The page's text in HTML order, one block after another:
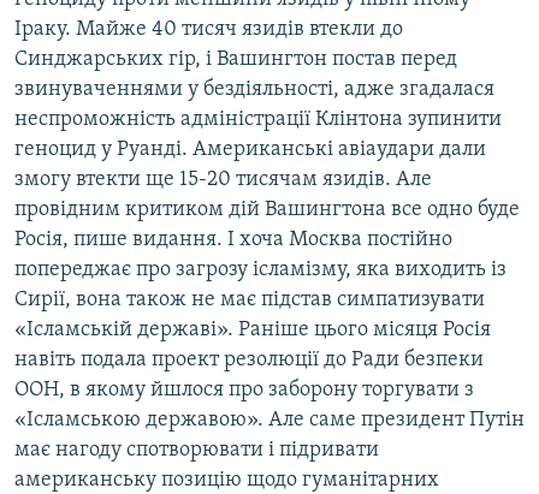
Іраку. Майже 40 тисяч язидів втекли до
Синджарських гір, і Вашингтон постав перед
звинуваченнями у бездіяльності, адже згадалася
неспроможність адміністрації Клінтона зупинити
геноцид у Руанді. Американські авіаудари дали
змогу втекти ще 15-20 тисячам язидів. Але
провідним критиком дій Вашингтона все одно буде
Росія, пише видання. І хоча Москва постійно
попереджає про загрозу ісламізму, яка виходить із
Сирії, вона також не має підстав симпатизувати
«Ісламській державі». Раніше цього місяця Росія
навіть подала проект резолюції до Ради безпеки
ООН, в якому йшлося про заборону торгувати з
«Ісламською державою». Але саме президент Путін
має нагоду спотворювати і підривати
американську позицію щодо гуманітарних